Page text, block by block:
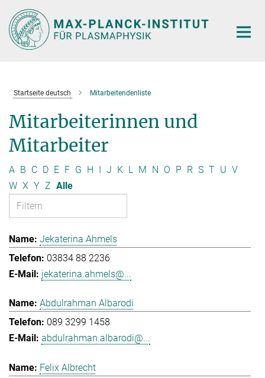
Hauptinhalt
Startseite deutsch Mitarbeitendenliste
Mitarbeiterinnen und
Mitarbeiter
A B C D E F G H I J K L M N O P R S T U V
W X Y Z Alle
Jekaterina Ahmels
03834 88 2236
jekaterina.ahmels@...
Abdulrahman Albarodi
089 3299 1458
abdulrahman.albarodi@...
Felix Albrecht